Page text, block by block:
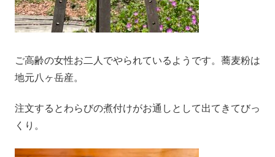
ご高齢の女性お二人でやられているようです。蕎麦粉は
地元八ヶ岳産。
注文するとわらびの煮付けがお通しとして出てきてびっ
くり。